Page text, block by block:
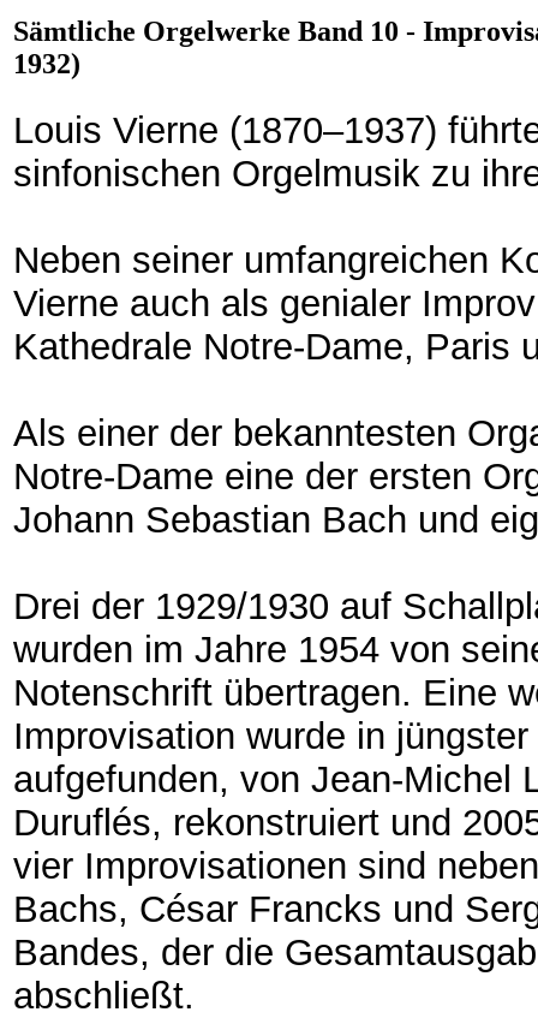
Sämtliche Orgelwerke Band 10 -
1932)
Louis Vierne (1870–1937)
sinfonischen Orgelmusik zu
Neben seiner umfangreichen
Vierne auch als genialer
Kathedrale Notre-Dame, Paris
Als einer der bekanntesten
Notre-Dame eine der ersten
Johann Sebastian Bach und
Drei der 1929/1930 auf
wurden im Jahre 1954 von
Notenschrift übertragen. Eine
Improvisation wurde in
aufgefunden, von Jean-Michel
Duruflés, rekonstruiert und
vier Improvisationen sind
Bachs, César Francks und
Bandes, der die
abschließt.